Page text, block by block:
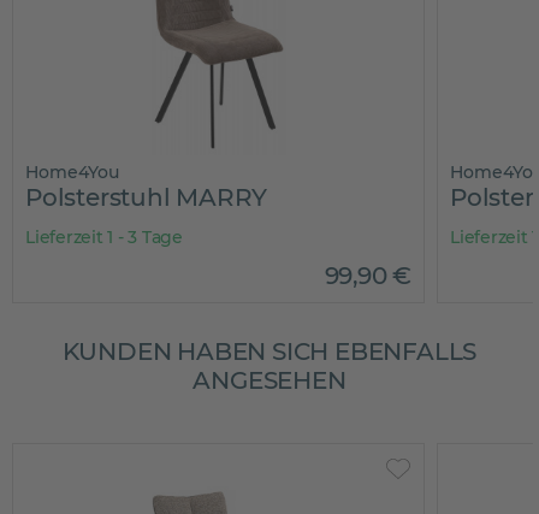
Home4You
Polsterstuhl MARRY
Lieferzeit 1 - 3 Tage
99,90€
Home4You
Lieferzeit 1 -
KUNDEN HABEN SICH EBENFALLS
ANGESEHEN